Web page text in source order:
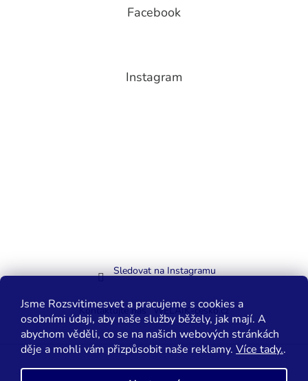
Jsme Rozsvitimesvet a pracujeme s cookies a
osobními údaji, aby naše služby běžely, jak mají. A
abychom věděli, co se na našich webových stránkách
děje a mohli vám přizpůsobit naše reklamy. Více tady..
Facebook
Instagram
Sledovat na Instagramu
Kontaktujte nás WELAIK-cesko.cz
Vytvořil Shoptet